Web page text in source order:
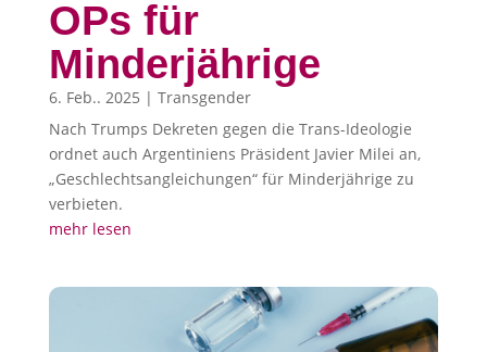
OPs für
Minderjährige
6. Feb.. 2025 | Transgender
Nach Trumps Dekreten gegen die Trans-Ideologie
ordnet auch Argentiniens Präsident Javier Milei an,
„Geschlechtsangleichungen“ für Minderjährige zu
verbieten.
mehr lesen